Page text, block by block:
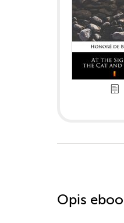
Opis